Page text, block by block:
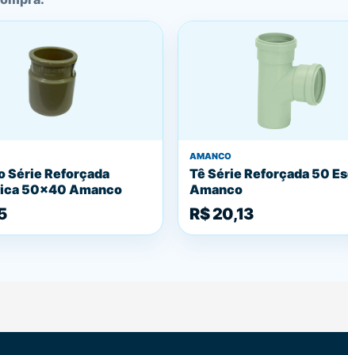
Série Reforçada
50x40 Amanco
AMANCO
Tê Série Reforçada 50
Amanco
R$ 20,13